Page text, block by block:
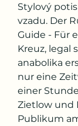
Stylový
vzadu. Der
Guide - Für
Kreuz, legal
anabolika
nur eine
einer
Zietlow und
Publikum